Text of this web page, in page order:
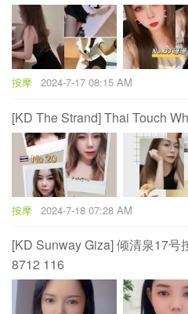
按摩 2024-7-17 08:15 AM
[KD The Strand] Thai Touch
按摩 2024-7-18 07:28 AM
[KD Sunway Giza] 倾清泉17号
8712 116